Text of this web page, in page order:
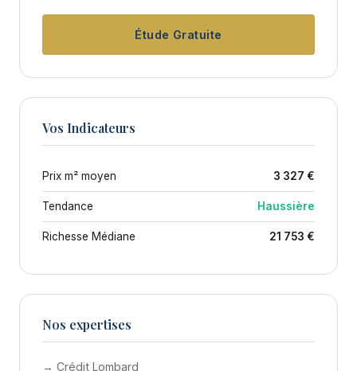
Étude Gratuite
Vos Indicateurs
Prix m² moyen 3 327 €
Tendance Haussière
Richesse Médiane 21 753 €
Nos expertises
→ Crédit Lombard